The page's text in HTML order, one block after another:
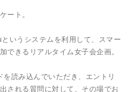
ート。
いうシステムを利用して、スマー
できるリアルタイム女子会企画。
読み込んでいただき、エントリ
される質問に対して、その場でお